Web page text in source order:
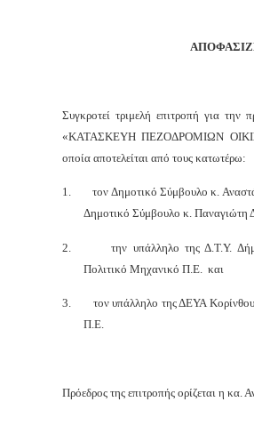
Συγκροτεί τριμελή επιτροπή για
«ΚΑΤΑΣΚΕΥΗ ΠΕΖΟΔΡΟΜΙΩΝ
οποία αποτελείται από τους κατωτέρω:
1.
τον Δημοτικό Σύμβουλο κ.
Δημοτικό Σύμβουλο κ. Παναγιώτη
2.
την υπάλληλο της Δ.Τ.Υ.
Πολιτικό Μηχανικό Π.Ε. και
3.
τον υπάλληλο της ΔΕΥΑ
Π.Ε.
Πρόεδρος της επιτροπής ορίζεται η κα.